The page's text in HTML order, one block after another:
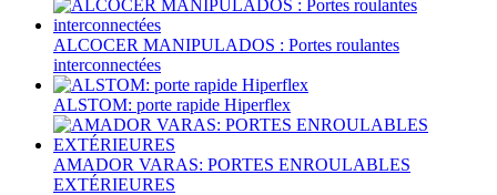
ALCOCER MANIPULADOS : Portes roulantes
interconnectées
ALSTOM: porte rapide Hiperflex
AMADOR VARAS: PORTES ENROULABLES
EXTÉRIEURES